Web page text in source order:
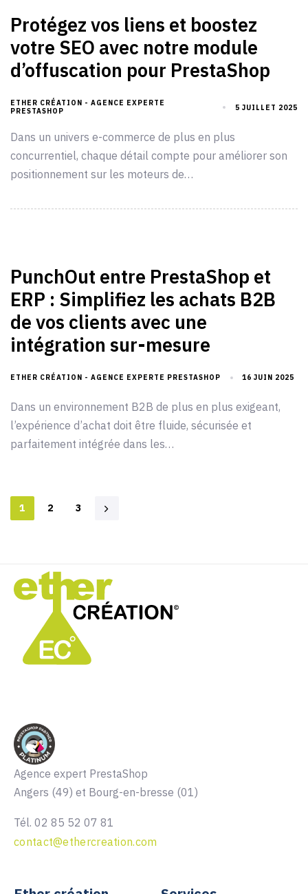
Protégez vos liens et boostez
votre SEO avec notre module
d’offuscation pour PrestaShop
ETHER CRÉATION - AGENCE EXPERTE
PRESTASHOP
5 JUILLET 2025
Dans un univers e-commerce de plus en plus
concurrentiel, chaque détail compte pour améliorer son
positionnement sur les moteurs de…
PunchOut entre PrestaShop et
ERP : Simplifiez les achats B2B
de vos clients avec une
intégration sur-mesure
ETHER CRÉATION - AGENCE EXPERTE PRESTASHOP 16 JUIN 2025
Dans un environnement B2B de plus en plus exigeant,
l’expérience d’achat doit être fluide, sécurisée et
parfaitement intégrée dans les…
1 2 3
Agence expert PrestaShop
Angers (49) et Bourg-en-bresse (01)
Tél. 02 85 52 07 81
contact@ethercreation.com